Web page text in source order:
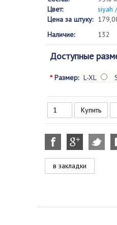
Цвет:
siyah
Цена за штуку:
Наличие:
132
Доступные
* Размер: L-XL
в закладки